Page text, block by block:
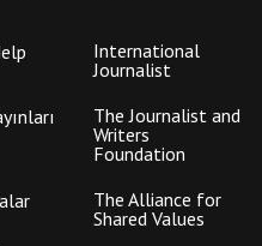
International
Journalist
The Journalist and
Writers
Foundation
The Alliance for
Shared Values